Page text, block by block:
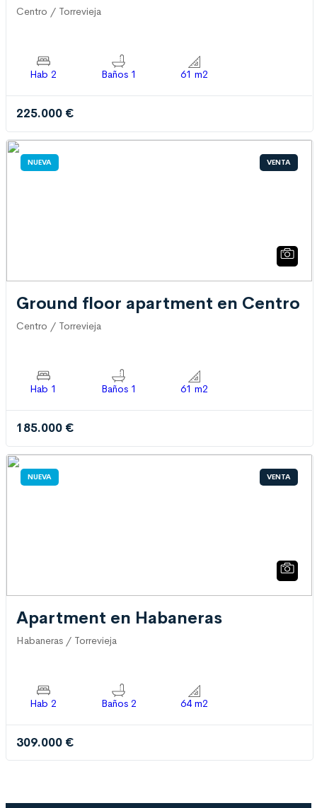
Centro / Torrevieja
Hab 2 Baños 1 61 m2
225.000 €
NUEVA VENTA
Ground floor apartment en Centro
Centro / Torrevieja
Hab 1 Baños 1 61 m2
185.000 €
NUEVA VENTA
Apartment en Habaneras
Habaneras / Torrevieja
Hab 2 Baños 2 64 m2
309.000 €